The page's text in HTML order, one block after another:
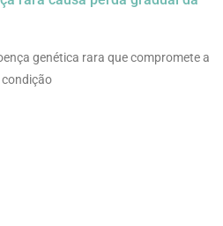
genética rara que compromete a